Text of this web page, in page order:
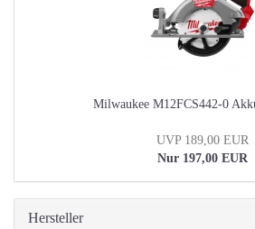
Milwaukee M12FCS442-0
UVP 189,00 EUR
Nur 197,00 EUR
Hersteller